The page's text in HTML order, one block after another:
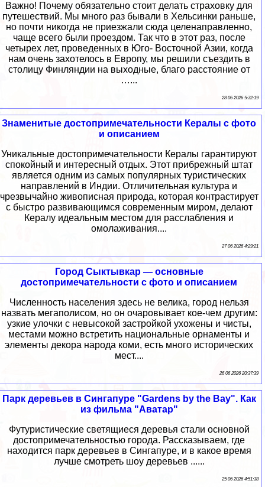
Важно! Почему обязательно стоит делать страховку для
путешествий. Мы много раз бывали в Хельсинки раньше,
но почти никогда не приезжали сюда целенаправленно,
чаще всего были проездом. Так что в этот раз, после
четырех лет, проведенных в Юго- Восточной Азии, когда
нам очень захотелось в Европу, мы решили съездить в
столицу Финляндии на выходные, благо расстояние от
…...
28 06 2026 5:32:19
Знаменитые достопримечательности Кералы с фото
и описанием
Уникальные достопримечательности Кералы гарантируют
спокойный и интересный отдых. Этот прибрежный штат
является одним из самых популярных туристических
направлений в Индии. Отличительная культура и
чрезвычайно живописная природа, которая контрастирует
с быстро развивающимся современным миром, делают
Кералу идеальным местом для расслабления и
омолаживания....
27 06 2026 4:29:21
Город Сыктывкар — основные
достопримечательности с фото и описанием
Численность населения здесь не велика, город нельзя
назвать мегаполисом, но он очаровывает кое-чем другим:
узкие улочки с невысокой застройкой ухожены и чисты,
местами можно встретить национальные орнаменты и
элементы декора народа коми, есть много исторических
мест....
26 06 2026 20:37:39
Парк деревьев в Сингапуре "Gardens by the Bay". Как
из фильма "Аватар"
Футуристические светящиеся деревья стали основной
достопримечательностью города. Рассказываем, где
находится парк деревьев в Сингапуре, и в какое время
лучше смотреть шоу деревьев ......
25 06 2026 4:51:38